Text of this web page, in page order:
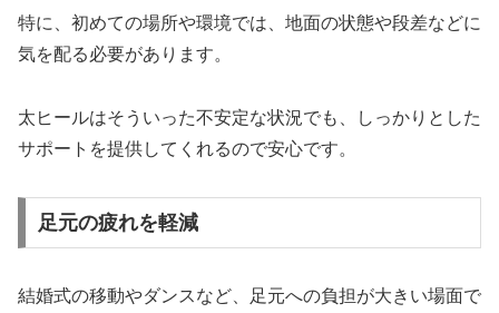
特に、初めての場所や環境では、地面の状態や段差などに
気を配る必要があります。
太ヒールはそういった不安定な状況でも、しっかりとした
サポートを提供してくれるので安心です。
足元の疲れを軽減
結婚式の移動やダンスなど、足元への負担が大きい場面で